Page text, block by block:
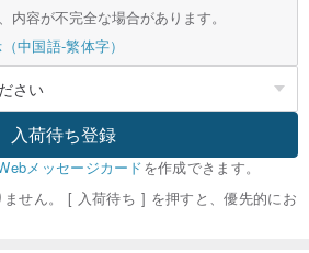
内容が不完全な場合があります。
中国語-繁体字）
入荷待ち登録
メッセージカードを作成できます。
せん。 [ 入荷待ち ] を押すと、優先的にお